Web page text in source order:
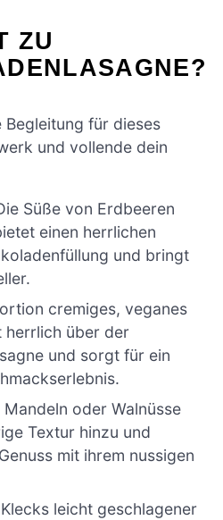
ZU
für dieses
und vollende dein
Süße von Erdbeeren
einen herrlichen
und bringt
cremiges, veganes
herrlich über der
und sorgt für ein
oder Walnüsse
Textur hinzu und
mit ihrem nussigen
leicht geschlagener